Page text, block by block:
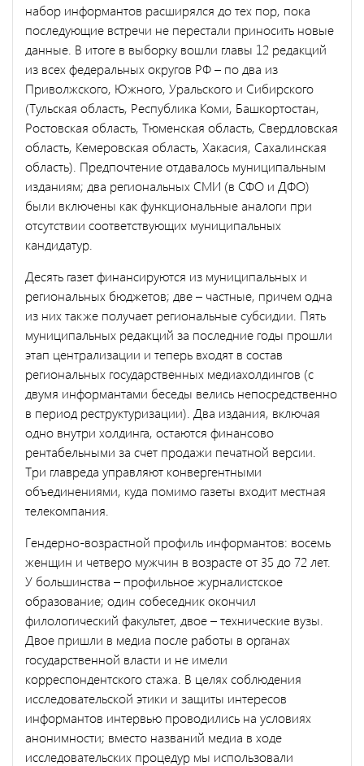
набор информантов расширялся до тех пор, пока
последующие встречи не перестали приносить новые
данные. В итоге в выборку вошли главы 12 редакций
из всех федеральных округов РФ – по два из
Приволжского, Южного, Уральского и Сибирского
(Тульская область, Республика Коми, Башкортостан,
Ростовская область, Тюменская область, Свердловская
область, Кемеровская область, Хакасия, Сахалинская
область). Предпочтение отдавалось муниципальным
изданиям; два региональных СМИ (в СФО и ДФО)
были включены как функциональные аналоги при
отсутствии соответствующих муниципальных
кандидатур.
Десять газет финансируются из муниципальных и
региональных бюджетов; две – частные, причем одна
из них также получает региональные субсидии. Пять
муниципальных редакций за последние годы прошли
этап централизации и теперь входят в состав
региональных государственных медиахолдингов (с
двумя информантами беседы велись непосредственно
в период реструктуризации). Два издания, включая
одно внутри холдинга, остаются финансово
рентабельными за счет продажи печатной версии.
Три главреда управляют конвергентными
объединениями, куда помимо газеты входит местная
телекомпания.
Гендерно-возрастной профиль информантов: восемь
женщин и четверо мужчин в возрасте от 35 до 72 лет.
У большинства – профильное журналистское
образование; один собеседник окончил
филологический факультет, двое – технические вузы.
Двое пришли в медиа после работы в органах
государственной власти и не имели
корреспондентского стажа. В целях соблюдения
исследовательской этики и защиты интересов
информантов интервью проводились на условиях
анонимности; вместо названий медиа в ходе
исследовательских процедур мы использовали